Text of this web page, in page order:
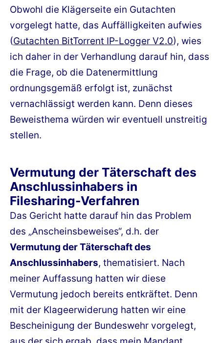
Obwohl die Klägerseite ein Gutachten
vorgelegt hatte, das Auffälligkeiten aufwies
(Gutachten BitTorrent IP-Logger V2.0), wies
ich daher in der Verhandlung darauf hin, dass
die Frage, ob die Datenermittlung
ordnungsgemäß erfolgt ist, zunächst
vernachlässigt werden kann. Denn dieses
Beweisthema würden wir eventuell unstreitig
stellen.
Vermutung der Täterschaft des
Anschlussinhabers in
Filesharing-Verfahren
Das Gericht hatte darauf hin das Problem
des „Anscheinsbeweises“, d.h. der
Vermutung der Täterschaft des
Anschlussinhabers, thematisiert. Nach
meiner Auffassung hatten wir diese
Vermutung jedoch bereits entkräftet. Denn
mit der Klageerwiderung hatten wir eine
Bescheinigung der Bundeswehr vorgelegt,